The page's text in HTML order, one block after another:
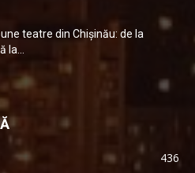
teatre din Chişinău: de la
la...
436